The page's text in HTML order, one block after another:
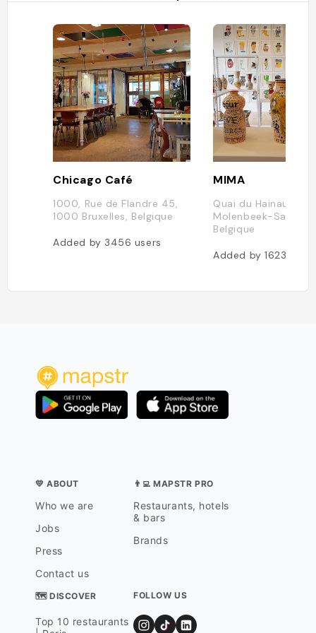
ur la
Chicago Café
1000, Rue de Flandre 45,
1000 Bruxelles, Belgique
Added by 3456 users
MIMA
Quai du Hainaut 41,
Molenbeek-Saint-
Belgique
Added by1623
💛 ABOUT
Who we are
Jobs
Press
Contact us
👨‍💻 MAPSTR PRO
Restaurants, hotels
& bars
Brands
🗺 DISCOVER
Top 10 restaurants
FOLLOW US